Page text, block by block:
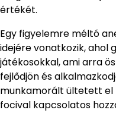
értékét.
Egy figyelemre méltó
idejére vonatkozik, ahol
játékosokkal, ami arra
fejlődjön és
munkamorált ültetett el
focival kapcsolatos